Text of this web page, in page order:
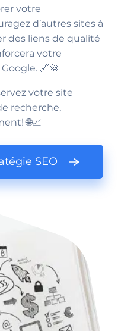
votre
d’autres sites à
des liens de qualité
votre
🔗🚀
votre site
recherche,
🌐📈
SEO